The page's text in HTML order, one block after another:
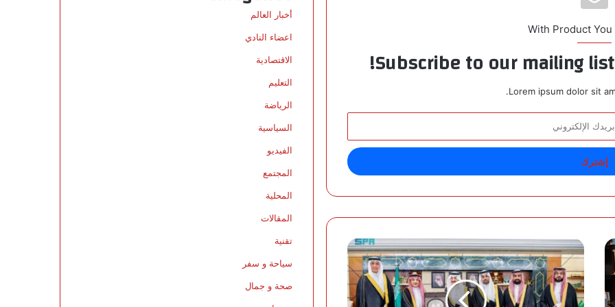
With Product You
Subscribe to our mailing
Lorem ipsum dolor sit
أ
م
ي
ر
ا
أخبار العالم
اعضاء النادي
الاقتصادية
التعليم
الرياضة
السياسية
الفيديو
المجتمع
المحلية
المقالات
تقنية
سياحة و سفر
صحة و جمال